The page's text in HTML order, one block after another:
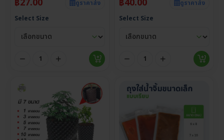
ดูราคาส่ง
Select Size
ดูราคาส่ง
Select Size